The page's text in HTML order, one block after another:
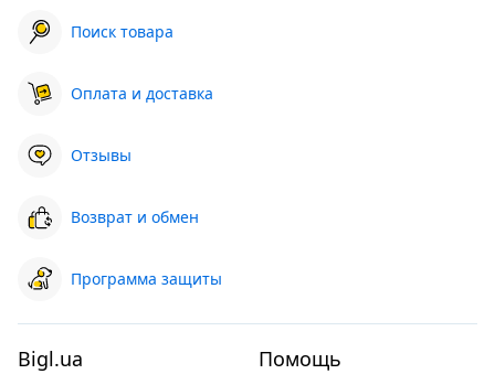
Поиск товара
Оплата и доставка
Отзывы
Возврат и обмен
Программа защиты
Bigl.ua Помощь